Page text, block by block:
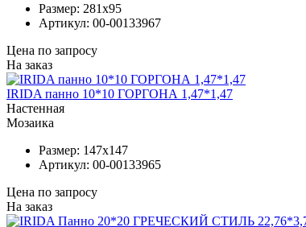
Размер: 281x95
Артикул: 00-00133967
Цена по запросу
На заказ
IRIDA панно 10*10 ГОРГОНА 1,47*1,47
Настенная
Мозаика
Размер: 147x147
Артикул: 00-00133965
Цена по запросу
На заказ